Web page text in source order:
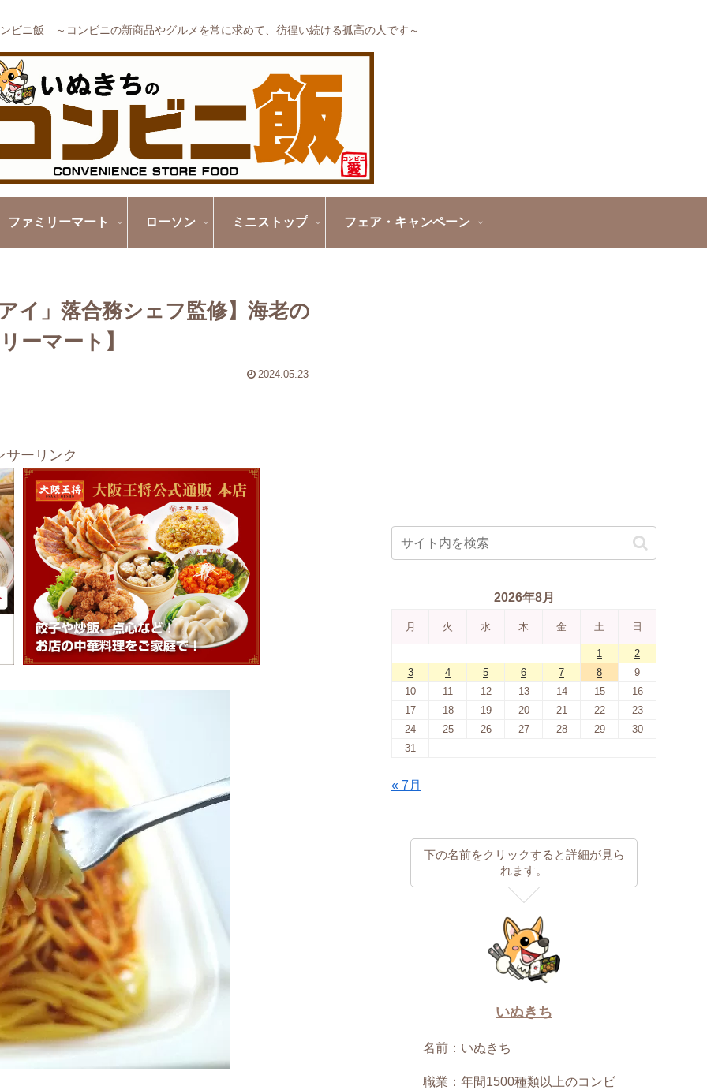
ビニ飯 ～コンビニの新商品やグルメを常に求めて、彷徨い続ける孤高の人です～
ファミリーマート ローソン ミニストップ フェア・キャンペーン
イ」落合務シェフ監修】海老の
ーマート】
2024.05.23
サーリンク
2026年8月
月 火 水 木 金 土 日
1
2
3
4 5 6 7 8
9
10
11 12 13 14 15
16
17
18 19 20 21 22
23
24
25 26 27 28 29
30
31
« 7月
下の名前をクリックすると詳細が見ら
れます。
いぬきち
名前：いぬきち
職業：年間1500種類以上のコンビ